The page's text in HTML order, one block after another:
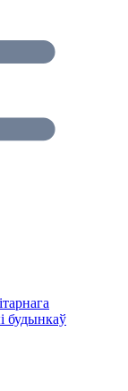
будынкаў